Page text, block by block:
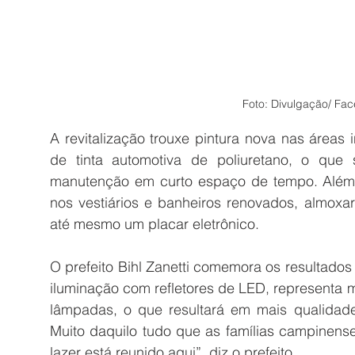
Foto: Divulgação/
A revitalização trouxe pintura nova nas
de tinta automotiva de poliuretano, o
manutenção em curto espaço de tempo.
nos vestiários e banheiros renovados,
até mesmo um placar eletrônico.
O prefeito Bihl Zanetti comemora os
iluminação com refletores de LED,
lâmpadas, o que resultará em mais
Muito daquilo tudo que as famílias